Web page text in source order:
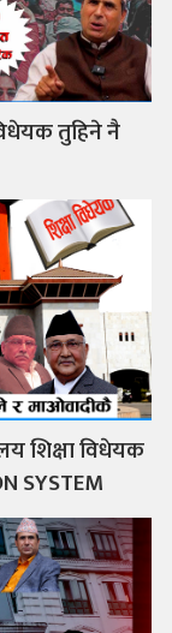
तुहिने नै
शिक्षा विधेयक
SYSTEM